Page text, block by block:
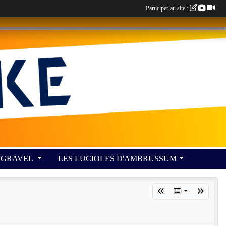
GRAVEL LES LUCIOLES D'AMBRUSSUM
Participer au site :